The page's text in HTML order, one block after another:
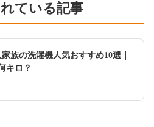
ている記事
家族の洗濯機人気おすすめ10選｜
キロ？